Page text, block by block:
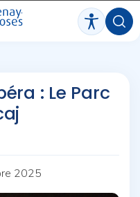
: Le Parc
2025